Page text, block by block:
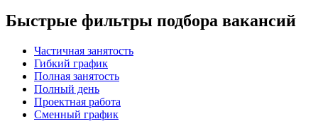
Быстрые фильтры подбора вакансий
Частичная занятость
Гибкий график
Полная занятость
Полный день
Проектная работа
Сменный график